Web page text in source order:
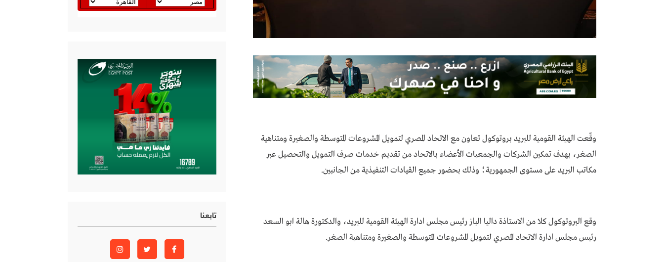
وقّعت الهيئة القومية للبريد بروتوكول تعاون مع الاتحاد المصري لتمويل المشروعات المتوسطة والصغيرة ومتناهية
الصغر، بهدف تمكين الشركات والجمعيات الأعضاء بالاتحاد من تقديم خدمات صرف التمويل والتحصيل عبر
مكاتب البريد على مستوى الجمهورية؛ وذلك بحضور جميع القيادات التنفيذية من الجانبين.
وقع البروتوكول كلا من الاستاذة داليا الباز رئيس مجلس ادارة الهيئة القومية للبريد، والدكتورة هالة ابو السعد
رئيس مجلس ادارة الاتحاد المصري لتمويل المشروعات المتوسطة والصغيرة ومتناهية الصغر.
تابعنا